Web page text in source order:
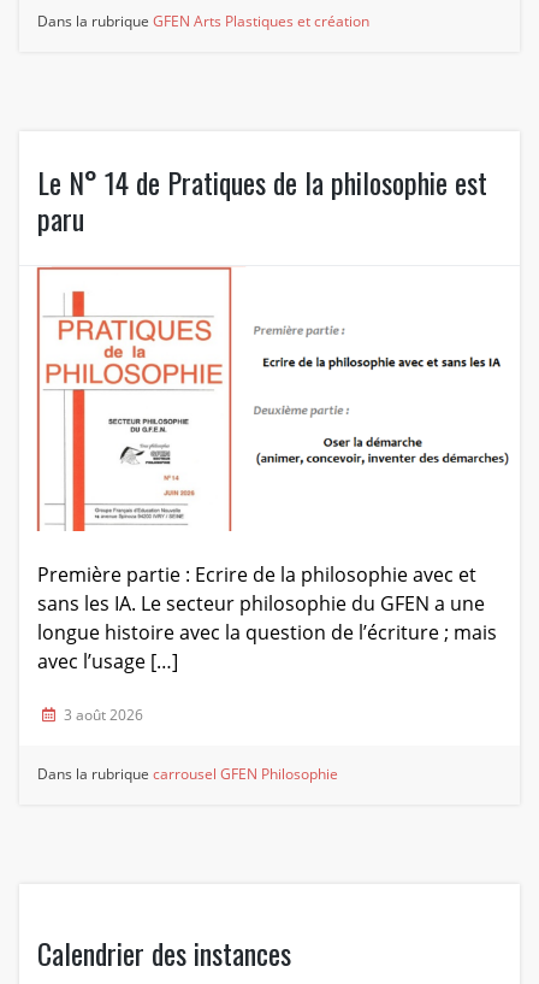
Dans la rubriqueGFEN Arts Plastiques et création
Le N° 14 de Pratiques de la philosophie est
paru
Première partie : Ecrire de la philosophie avec et
sans les IA. Le secteur philosophie du GFEN a une
longue histoire avec la question de l’écriture ; mais
avec l’usage […]
3 août 2026
Dans la rubriquecarrousel GFEN Philosophie
Calendrier des instances